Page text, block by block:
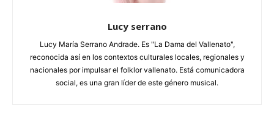
Lucy serrano
Lucy María Serrano Andrade. Es "La Dama del Vallenato",
reconocida así en los contextos culturales locales, regionales y
nacionales por impulsar el folklor vallenato. Está comunicadora
social, es una gran líder de este género musical.